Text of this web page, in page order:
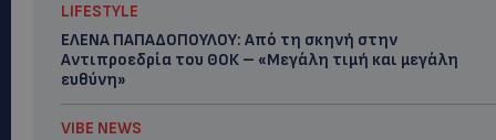
LIFESTYLE
ΕΛΕΝΑ ΠΑΠΑΔΟΠΟΥΛΟΥ: Από τη σκηνή στην
Αντιπροεδρία του ΘΟΚ – «Μεγάλη τιμή και μεγάλη
ευθύνη»
VIBE NEWS